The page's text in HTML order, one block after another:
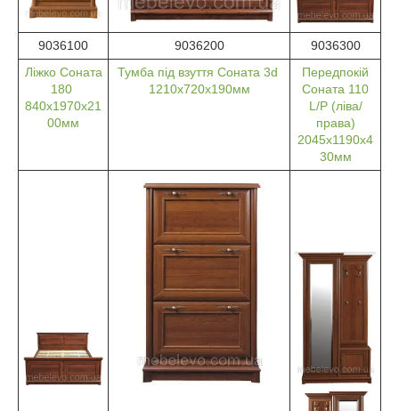
9036100 9036200
9036300
Ліжко Соната
180
840х1970х21
00мм
Тумба під взуття Соната 3d
1210х720х190мм
Передпокій
Соната 110
L/P (ліва/
права)
2045х1190х4
30мм